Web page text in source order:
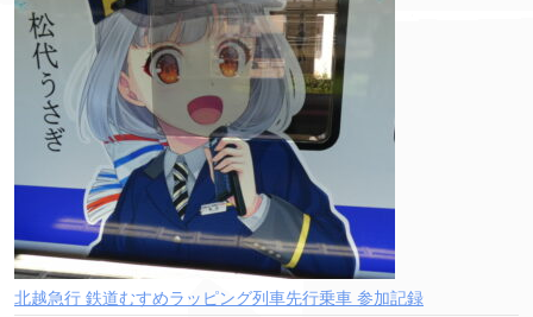
北越急行 鉄道むすめラッピング列車先行乗車 参加記録